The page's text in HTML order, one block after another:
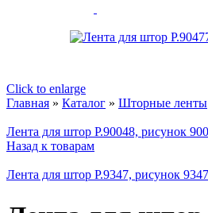
Click to enlarge
Главная » Каталог » Шторные ленты
Лента для штор Р.90048, рисунок
Назад к товарам
Лента для штор Р.9347, рисунок